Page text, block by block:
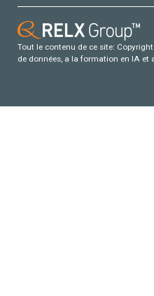
Tout le contenu de ce site:
de données, a la formation en IA